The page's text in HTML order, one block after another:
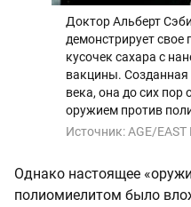
Доктор Альберт
демонстрирует свое
кусочек сахара с
вакцины. Созданная
века, она до сих пор
оружием против
Источник:AGE/EAST
Однако настоящее
полиомиелитом было